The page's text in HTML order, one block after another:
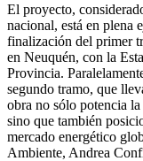
El proyecto,
nacional, está en plena
finalización del primer
en Neuquén, con la
Provincia.
segundo tramo, que
obra no sólo potencia
sino que también
mercado energético
Ambiente, Andrea